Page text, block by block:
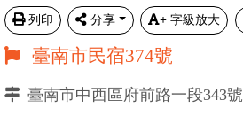
列印 分享 + 字級放大
臺南市民宿374號
臺南市中西區府前路一段343號